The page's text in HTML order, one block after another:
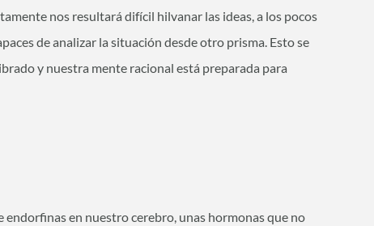
nos resultará difícil hilvanar las ideas, a los pocos
de analizar la situación desde otro prisma. Esto se
y nuestra mente racional está preparada para
endorfinas en nuestro cerebro, unas hormonas que no